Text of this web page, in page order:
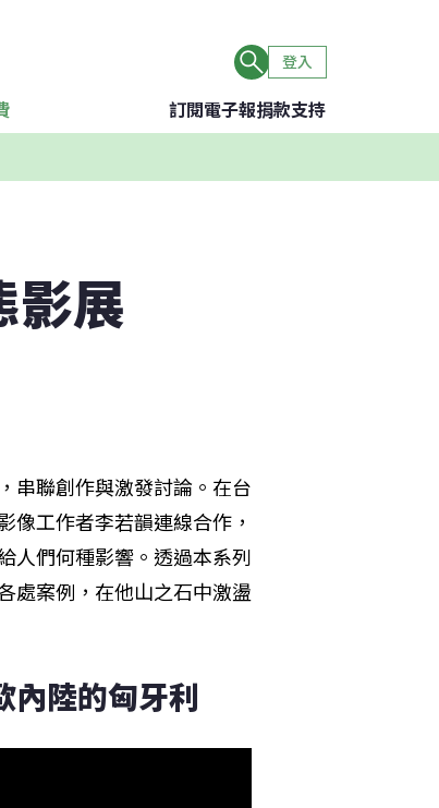
登入
訂閱電子報捐款支持
展
串聯創作與激發討論。在台
像工作者李若韻連線合作，
人們何種影響。透過本系列
處案例，在他山之石中激盪
陸的匈牙利